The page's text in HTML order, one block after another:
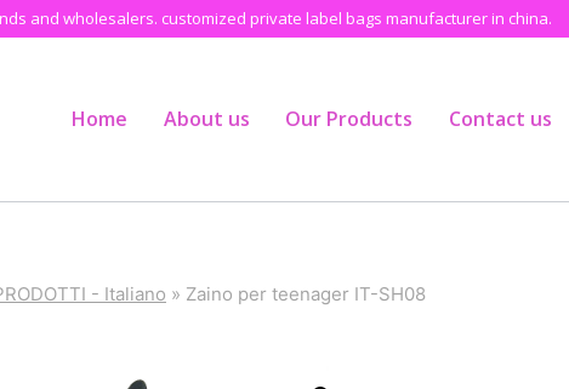
and wholesalers. customized private label bags manufacturer in china.
Home About us Our Products Contact us
- Italiano » Zaino per teenager IT-SH08